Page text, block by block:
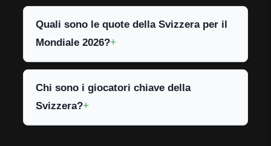
Quali sono le quote della Svizzera per il
Mondiale 2026?
Chi sono i giocatori chiave della
Svizzera?